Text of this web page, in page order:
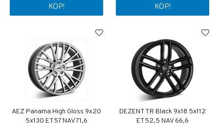
KÖP! KÖP!
AEZ Panama High Gloss 9x20
5x130 ET57 NAV 71,6
DEZENT TR Black 9x18 5x112
ET52,5 NAV 66,6